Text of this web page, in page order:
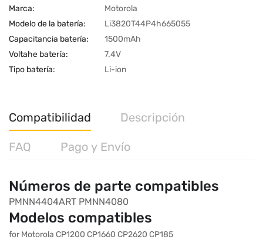
Marca:
Motorola
Modelo de la batería:
Li3820T44P4h665055
Capacitancia batería:
1500mAh
Voltahe batería:
7.4V
Tipo batería:
Li-ion
Compatibilidad Descripción
FAQ Pago y Envío
Números de parte compatibles
PMNN4404ART PMNN4080
Modelos compatibles
for Motorola CP1200 CP1660 CP2620 CP185